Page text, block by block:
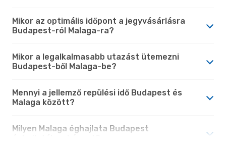
Mikor az optimális időpont a jegyvásárlásra
Budapest-ról Malaga-ra?
Mikor a legalkalmasabb utazást ütemezni
Budapest-ből Malaga-be?
Mennyi a jellemző repülési idő Budapest és
Malaga között?
Milyen Malaga éghajlata Budapest